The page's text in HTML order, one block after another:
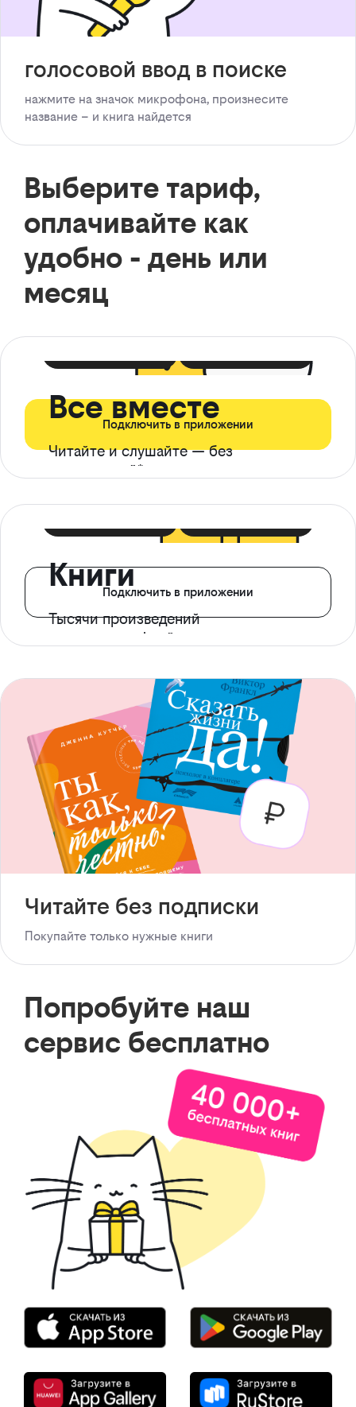
голосовой ввод в поиске
нажмите на значок микрофона, произнесите
название – и книга найдется
Выберите тариф,
оплачивайте как
удобно - день или
месяц
Все вместе
Читайте и слушайте — без
ограничений*
Подключить в приложении
Книги
Тысячи произведений
с доступом офлайн
Подключить в приложении
Читайте без подписки
Покупайте только нужные книги
Попробуйте наш
сервис бесплатно